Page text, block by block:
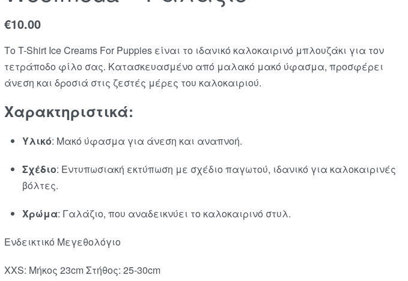
€10.00
Το T-Shirt Ice Creams For Puppies είναι το ιδανικό καλοκαιρινό μπλουζάκι για τον
τετράποδο φίλο σας. Κατασκευασμένο από μαλακό μακό ύφασμα, προσφέρει
άνεση και δροσιά στις ζεστές μέρες του καλοκαιριού.
Χαρακτηριστικά:
Υλικό: Μακό ύφασμα για άνεση και αναπνοή.
Σχέδιο: Εντυπωσιακή εκτύπωση με σχέδιο παγωτού, ιδανικό για καλοκαιρινές
βόλτες.
Χρώμα: Γαλάζιο, που αναδεικνύει το καλοκαιρινό στυλ.
Ενδεικτικό Μεγεθολόγιο
XXS: Μήκος 23cm Στήθος: 25-30cm